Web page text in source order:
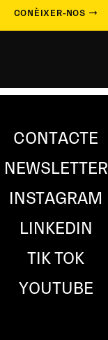
CONÈIXER-NOS →
CONTACTE
NEWSLETTER
INSTAGRAM
LINKEDIN
TIK TOK
YOUTUBE